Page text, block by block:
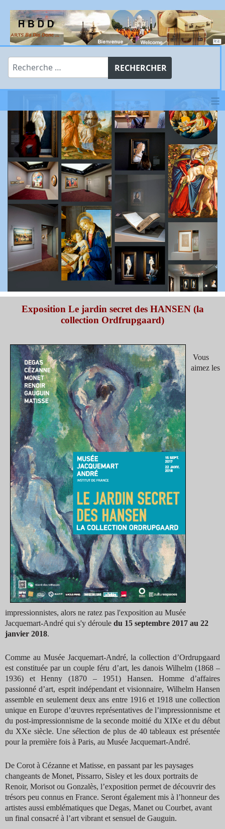
Rechercher
RECHERCHER
≡
Exposition Le jardin secret des HANSEN (la
collection Ordfrupgaard)
Vous
aimez les
impressionnistes, alors ne ratez pas l'exposition au Musée
Jacquemart-André qui s'y déroule du 15 septembre 2017 au 22
janvier 2018.
Comme au Musée Jacquemart-André, la collection d’Ordrupgaard
est constituée par un couple féru d’art, les danois Wilhelm (1868 –
1936) et Henny (1870 – 1951) Hansen. Homme d’affaires
passionné d’art, esprit indépendant et visionnaire, Wilhelm Hansen
assemble en seulement deux ans entre 1916 et 1918 une collection
unique en Europe d’œuvres représentatives de l’impressionnisme et
du post-impressionnisme de la seconde moitié du XIXe et du début
du XXe siècle. Une sélection de plus de 40 tableaux est présentée
pour la première fois à Paris, au Musée Jacquemart-André.
De Corot à Cézanne et Matisse, en passant par les paysages
changeants de Monet, Pissarro, Sisley et les doux portraits de
Renoir, Morisot ou Gonzalès, l’exposition permet de découvrir des
trésors peu connus en France. Seront également mis à l’honneur des
artistes aussi emblématiques que Degas, Manet ou Courbet, avant
un final consacré à l’art vibrant et sensuel de Gauguin.